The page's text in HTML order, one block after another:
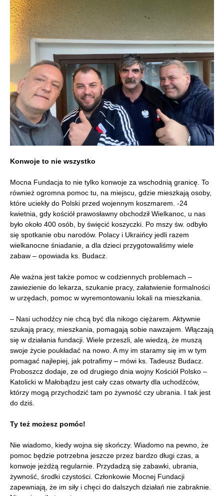
Konwoje to nie wszystko
Mocna Fundacja to nie tylko konwoje za wschodnią granicę. To
również ogromna pomoc tu, na miejscu, gdzie mieszkają osoby,
które uciekły do Polski przed wojennym koszmarem. -24
kwietnia, gdy kościół prawosławny obchodził Wielkanoc, u nas
było około 400 osób, by święcić koszyczki. Po mszy św. odbyło
się spotkanie obu narodów. Polacy i Ukraińcy jedli razem
wielkanocne śniadanie, a dla dzieci przygotowaliśmy wiele
zabaw – opowiada ks. Budacz.
Ale ważna jest także pomoc w codziennych problemach –
zawiezienie do lekarza, szukanie pracy, załatwienie formalności
w urzędach, pomoc w wyremontowaniu lokali na mieszkania.
– Nasi uchodźcy nie chcą być dla nikogo ciężarem. Aktywnie
szukają pracy, mieszkania, pomagają sobie nawzajem. Włączają
się w działania fundacji. Wiele przeszli, ale wiedzą, że muszą
swoje życie poukładać na nowo. A my im staramy się im w tym
pomagać najlepiej, jak potrafimy – mówi ks. Tadeusz Budacz.
Proboszcz dodaje, ze od drugiego dnia wojny Kościół Polsko –
Katolicki w Małobądzu jest cały czas otwarty dla uchodźców,
którzy mogą przychodzić tam po żywność czy ubrania. I tak jest
do dziś.
Ty też możesz pomóc!
Nie wiadomo, kiedy wojna się skończy. Wiadomo na pewno, że
pomoc będzie potrzebna jeszcze przez bardzo długi czas, a
konwoje jeżdżą regularnie. Przydadzą się zabawki, ubrania,
żywność, środki czystości. Członkowie Mocnej Fundacji
zapewniają, że im siły i chęci do dalszych działań nie zabraknie.